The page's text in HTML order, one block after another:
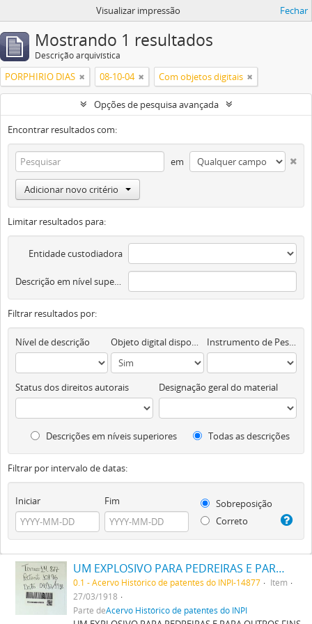
Visualizar impressão Fechar
Mostrando 1 resultados
Descrição arquivística
PORPHIRIO DIAS 08-10-04 Com objetos digitais
Opções de pesquisa avançada
Encontrar resultados com:
em
Adicionar novo critério
Limitar resultados para:
Entidade custodiadora
Descrição em nível superior
Filtrar resultados por:
Nível de descrição Objeto digital disponível Instrumento de Pesquisa
Status dos direitos autorais Designação geral do material
Descrições em níveis superiores Todas as descrições
Filtrar por intervalo de datas:
Iniciar Fim
Sobreposição
Correto
UM EXPLOSIVO PARA PEDREIRAS E PARA OUTROS FINS
0.1 - Acervo Histórico de patentes do INPI-14877
Item
27/03/1918
Parte deAcervo Histórico de patentes do INPI